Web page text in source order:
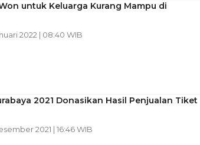
untuk Keluarga Kurang Mampu di
2022 | 08:40 WIB
2021 Donasikan Hasil Penjualan Tiket
2021 | 16:46 WIB